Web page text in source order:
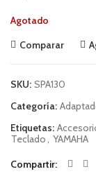
Agotado
Comparar
SKU: SPA130
Categoría:
Etiquetas:
Teclado, YAMAHA
Compartir